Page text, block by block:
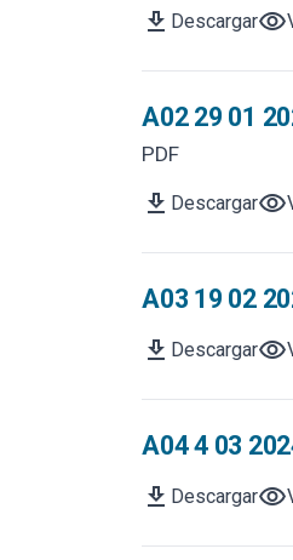
download Descargarvisibility
A02 29 01
PDF
download Descargarvisibility
A03 19 02
download Descargarvisibility
A04 4 03
download Descargarvisibility